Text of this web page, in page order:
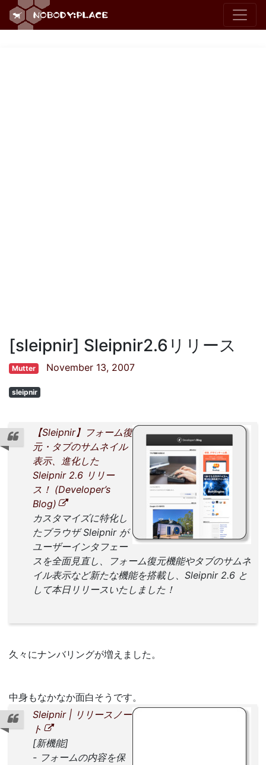
[sleipnir] Sleipnir2.6リリース
Mutter November 13, 2007
sleipnir
【Sleipnir】フォーム復
元・タブのサムネイル
表示、進化した
Sleipnir 2.6 リリー
ス！ (Developer’s
Blog)
カスタマイズに特化し
たブラウザ Sleipnir が
ユーザーインタフェー
スを全面見直し、フォーム復元機能やタブのサムネ
イル表示など新たな機能を搭載し、Sleipnir 2.6 と
して本日リリースいたしました！
久々にナンバリングが増えました。
中身もなかなか面白そうです。
Sleipnir | リリースノー
ト
[新機能]
- フォームの内容を保